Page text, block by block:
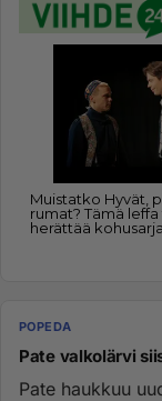
POPEDA
Pate valkolärvi
Pate haukkuu